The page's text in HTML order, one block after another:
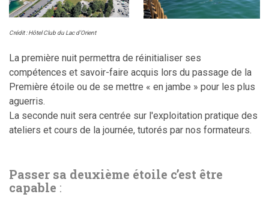
Crédit : Hôtel Club du Lac d’Orient
La première nuit permettra de réinitialiser ses
compétences et savoir-faire acquis lors du passage de la
Première étoile ou de se mettre « en jambe » pour les plus
aguerris.
La seconde nuit sera centrée sur l'exploitation pratique des
ateliers et cours de la journée, tutorés par nos formateurs.
Passer sa deuxième étoile c’est être
capable :